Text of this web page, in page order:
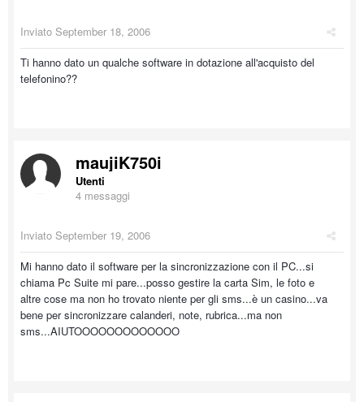
Inviato September 18, 2006
Ti hanno dato un qualche software in dotazione all'acquisto del
telefonino??
maujiK750i
Utenti
4 messaggi
Inviato September 19, 2006
Mi hanno dato il software per la sincronizzazione con il PC...si
chiama Pc Suite mi pare...posso gestire la carta Sim, le foto e
altre cose ma non ho trovato niente per gli sms...è un casino...va
bene per sincronizzare calanderi, note, rubrica...ma non
sms...AIUTOOOOOOOOOOOOO